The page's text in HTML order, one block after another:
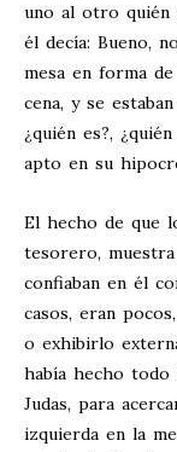
uno al otro quién
él decía: Bueno,
mesa en forma
cena, y se
¿quién es?,
apto en su
El hecho de que
tesorero,
confiaban en él
casos, eran
o exhibirlo
había hecho
Judas, para
izquierda en la